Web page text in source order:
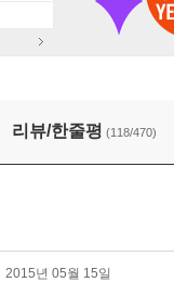
리뷰/한줄평 (118/470)
2015년 05월 15일